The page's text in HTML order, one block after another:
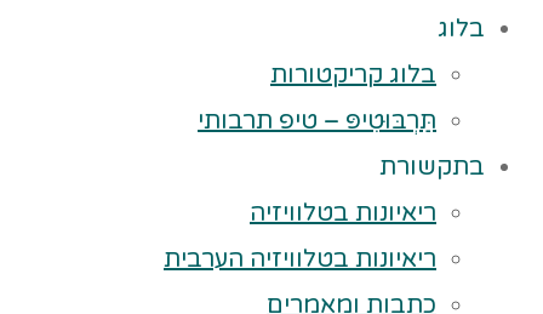
בלוג
בלוג קריקטורות
תַּרְבּוּטִיפּ – טיפ תרבותי
בתקשורת
ריאיונות בטלוויזיה
ריאיונות בטלוויזיה הערבית
כתבות ומאמרים